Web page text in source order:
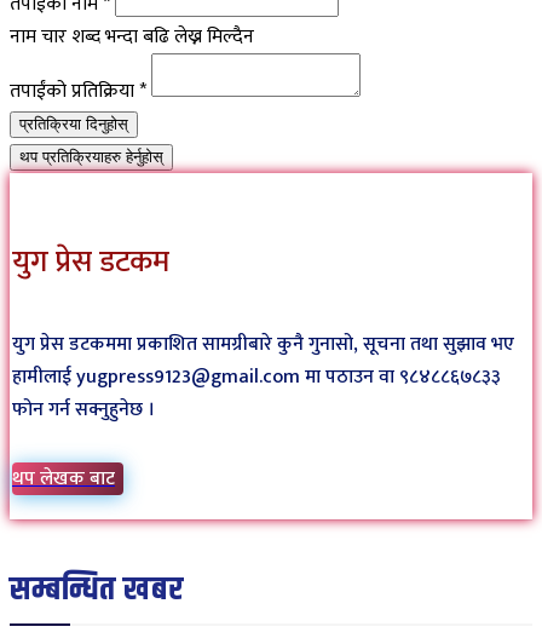
नाम चार शब्द भन्दा बढि लेख्न मिल्दैन
तपाईंको प्रतिक्रिया*
प्रतिक्रिया दिनुहोस्
थप प्रतिक्रियाहरु हेर्नुहोस्
युग प्रेस डटकम
युग प्रेस डटकममा प्रकाशित सामग्रीबारे कुनै गुनासो, सूचना तथा सुझाव भए
हामीलाई yugpress9123@gmail.com मा पठाउन वा ९८४८८६७८३३
फोन गर्न सक्नुहुनेछ ।
थप लेखक बाट
सम्बन्धित खबर